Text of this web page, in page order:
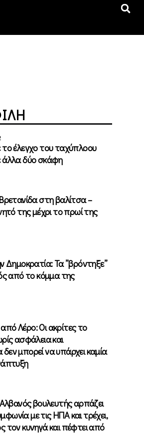
έλεγχο του ταχύπλοου
άλλα δύο σκάφη
στη βαλίτσα –
της μέχρι το πρωί της
Δημοκρατία: Τα ”βρόντηξε”
από το κόμμα της
Λέρο: Οι ακρίτες το
ασφάλεια και
μπορεί να υπάρχει καμία
Αλβανός βουλευτής αρπάζει
με τις ΗΠΑ και τρέχει,
τον κυνηγά και πέφτει από